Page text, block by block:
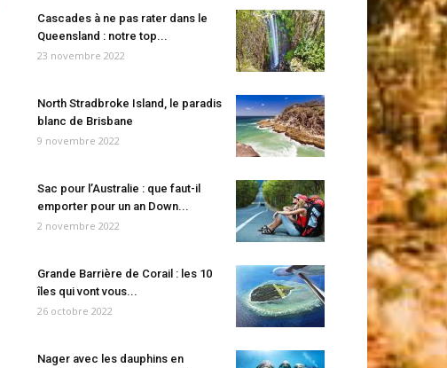
Cascades à ne pas rater dans le
Queensland : notre top...
23 novembre 2022
North Stradbroke Island, le paradis
blanc de Brisbane
9 novembre 2022
Sac pour l’Australie : que faut-il
emporter pour un an Down...
2 novembre 2022
Grande Barrière de Corail : les 10
îles qui vont vous...
26 octobre 2022
Nager avec les dauphins en